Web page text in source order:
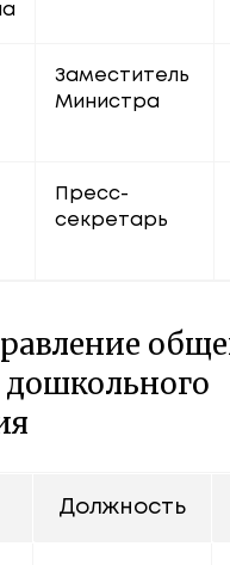
Заместитель
Министра
Пресс-
секретарь
дошкольного
Должность